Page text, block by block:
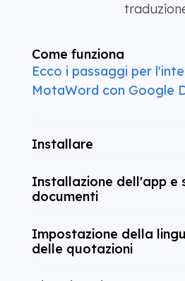
Come funziona
Ecco i passaggi per
MotaWord con Google
Installare
Installazione dell'app e
documenti
Impostazione della
delle quotazioni